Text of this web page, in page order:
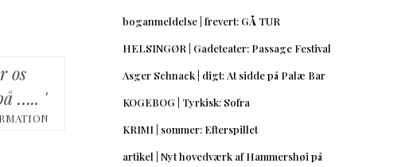
os
….. '
boganmeldelse | frevert: GÅ TUR
HELSINGØR | Gadeteater: Passage Festival
Asger Schnack | digt: At sidde på Palæ Bar
KOGEBOG | Tyrkisk: Sofra
KRIMI | sommer: Efterspillet
artikel | Nyt hovedværk af Hammershøi på